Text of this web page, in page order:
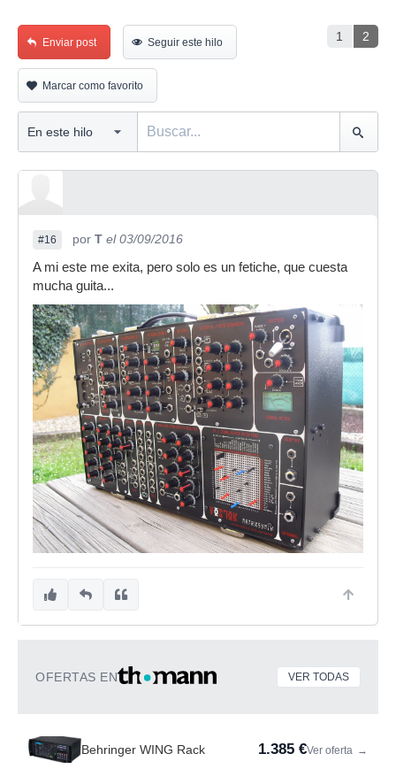
1 2
Enviar post Seguir este hilo
Marcar como favorito
#16 por T el 03/09/2016
A mi este me exita, pero solo es un fetiche, que cuesta
mucha guita...
OFERTAS EN VER TODAS
Behringer WING Rack 1.385 €Ver oferta →